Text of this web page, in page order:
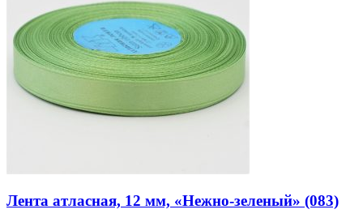
Лента атласная, 12 мм, «Нежно-зеленый» (083)